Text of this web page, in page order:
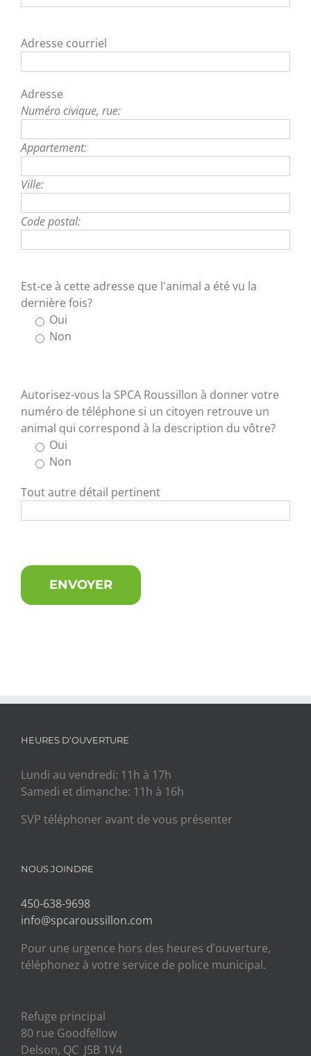
Adresse courriel
Adresse
Numéro civique, rue:
Appartement:
Ville:
Code postal:
Est-ce à cette adresse que l'animal a été vu la
dernière fois?
Oui
Non
Autorisez-vous la SPCA Roussillon à donner votre
numéro de téléphone si un citoyen retrouve un
animal qui correspond à la description du vôtre?
Oui
Non
Tout autre détail pertinent
HEURES D’OUVERTURE
Lundi au vendredi: 11h à 17h
Samedi et dimanche: 11h à 16h
SVP téléphoner avant de vous présenter
NOUS JOINDRE
450-638-9698
info@spcaroussillon.com
Pour une urgence hors des heures d’ouverture,
téléphonez à votre service de police municipal.
Refuge principal
80 rue Goodfellow
Delson, QC J5B 1V4